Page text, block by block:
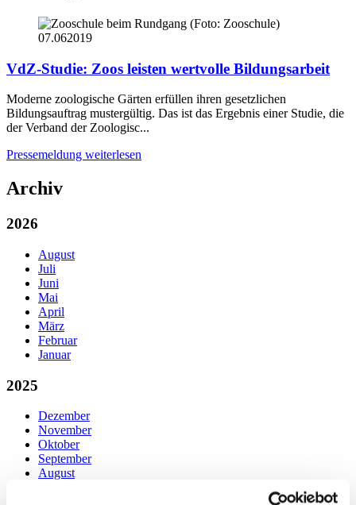
07.062019
VdZ-Studie: Zoos leisten wertvolle Bildungsarbeit
Moderne zoologische Gärten erfüllen ihren gesetzlichen
Bildungsauftrag mustergültig. Das ist das Ergebnis einer Studie, die
der Verband der Zoologisc...
Pressemeldung weiterlesen
Archiv
2026
August
Juli
Juni
Mai
April
März
Februar
Januar
2025
Dezember
November
Oktober
September
August